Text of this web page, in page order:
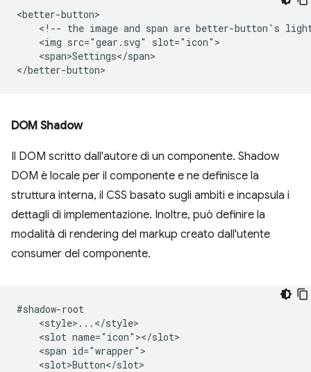
<better-button>
<!-- the image and span are better-button's
    <img src="gear.svg" slot="icon">
    <span>Settings</span>
DOM Shadow
Il DOM scritto dall'autore di un componente. Shadow
DOM è locale per il componente e ne definisce la
struttura interna, il CSS basato sugli ambiti e incapsula i
dettagli di implementazione. Inoltre, può definire la
modalità di rendering del markup creato dall'utente
consumer del componente.
#shadow-root
    <style>...</style>
    <slot name="icon"></slot>
    <span id="wrapper">
    <slot>Button</slot>